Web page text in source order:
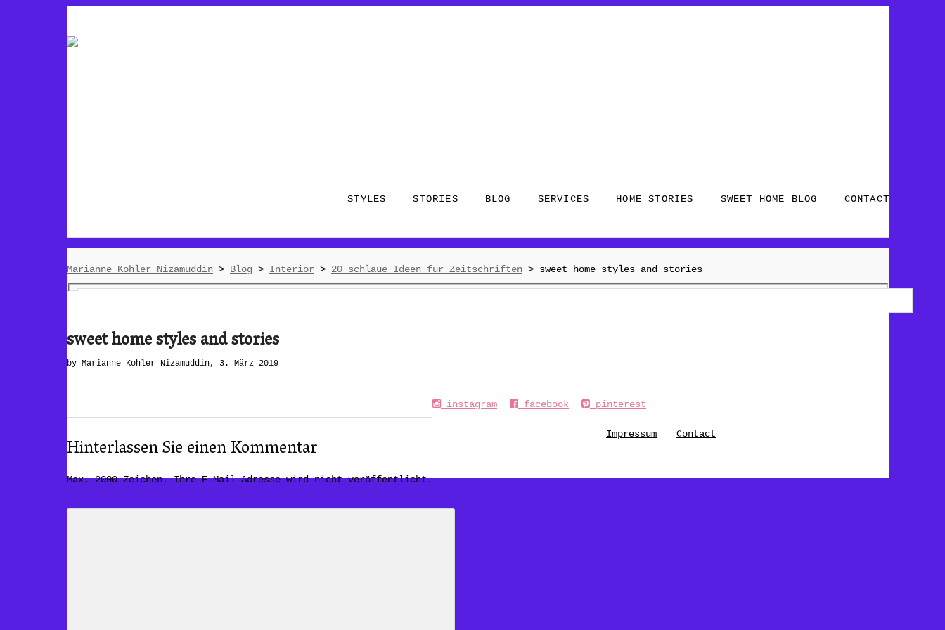
STYLES STORIES BLOG SERVICES HOME STORIES SWEET HOME BLOG CONTACT
Marianne Kohler Nizamuddin > Blog > Interior > 20 schlaue Ideen für Zeitschriften > sweet home styles and stories
sweet home styles and stories
by Marianne Kohler Nizamuddin, 3. März 2019
Hinterlassen Sie einen Kommentar
Max. 2000 Zeichen. Ihre E-Mail-Adresse wird nicht veröffentlicht.
instagram facebook pinterest
Impressum
Contact